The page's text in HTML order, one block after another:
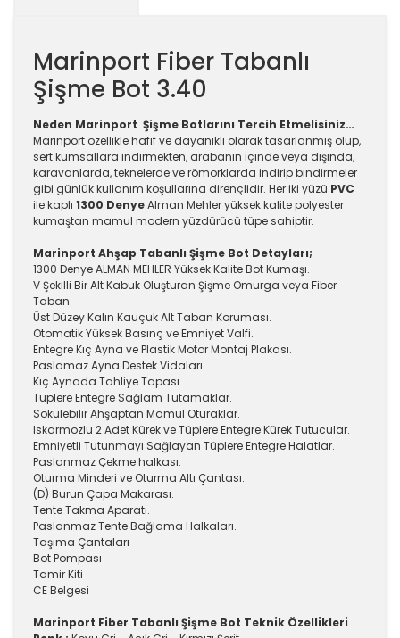
Marinport Fiber Tabanlı
Şişme Bot 3.40
Neden Marinport Şişme Botlarını Tercih Etmelisiniz…
Marinport özellikle hafif ve dayanıklı olarak tasarlanmış olup,
sert kumsallara indirmekten, arabanın içinde veya dışında,
karavanlarda, teknelerde ve römorklarda indirip bindirmeler
gibi günlük kullanım koşullarına dirençlidir. Her iki yüzü PVC
ile kaplı 1300 DenyeAlman Mehler yüksek kalite polyester
kumaştan mamul modern yüzdürücü tüpe sahiptir.
Marinport Ahşap Tabanlı Şişme Bot Detayları;
1300 Denye ALMAN MEHLER Yüksek Kalite Bot Kumaşı.
V Şekilli Bir Alt Kabuk Oluşturan Şişme Omurga veya Fiber
Taban.
Üst Düzey Kalın Kauçuk Alt Taban Koruması.
Otomatik Yüksek Basınç ve Emniyet Valfi.
Entegre Kıç Ayna ve Plastik Motor Montaj Plakası.
Paslamaz Ayna Destek Vidaları.
Kıç Aynada Tahliye Tapası.
Tüplere Entegre Sağlam Tutamaklar.
Sökülebilir Ahşaptan Mamul Oturaklar.
Iskarmozlu 2 Adet Kürek ve Tüplere Entegre Kürek Tutucular.
Emniyetli Tutunmayı Sağlayan Tüplere Entegre Halatlar.
Paslanmaz Çekme halkası.
Oturma Minderi ve Oturma Altı Çantası.
(D) Burun Çapa Makarası.
Tente Takma Aparatı.
Paslanmaz Tente Bağlama Halkaları.
Taşıma Çantaları
Bot Pompası
Tamir Kiti
CE Belgesi
Marinport Fiber Tabanlı Şişme Bot Teknik Özellikleri